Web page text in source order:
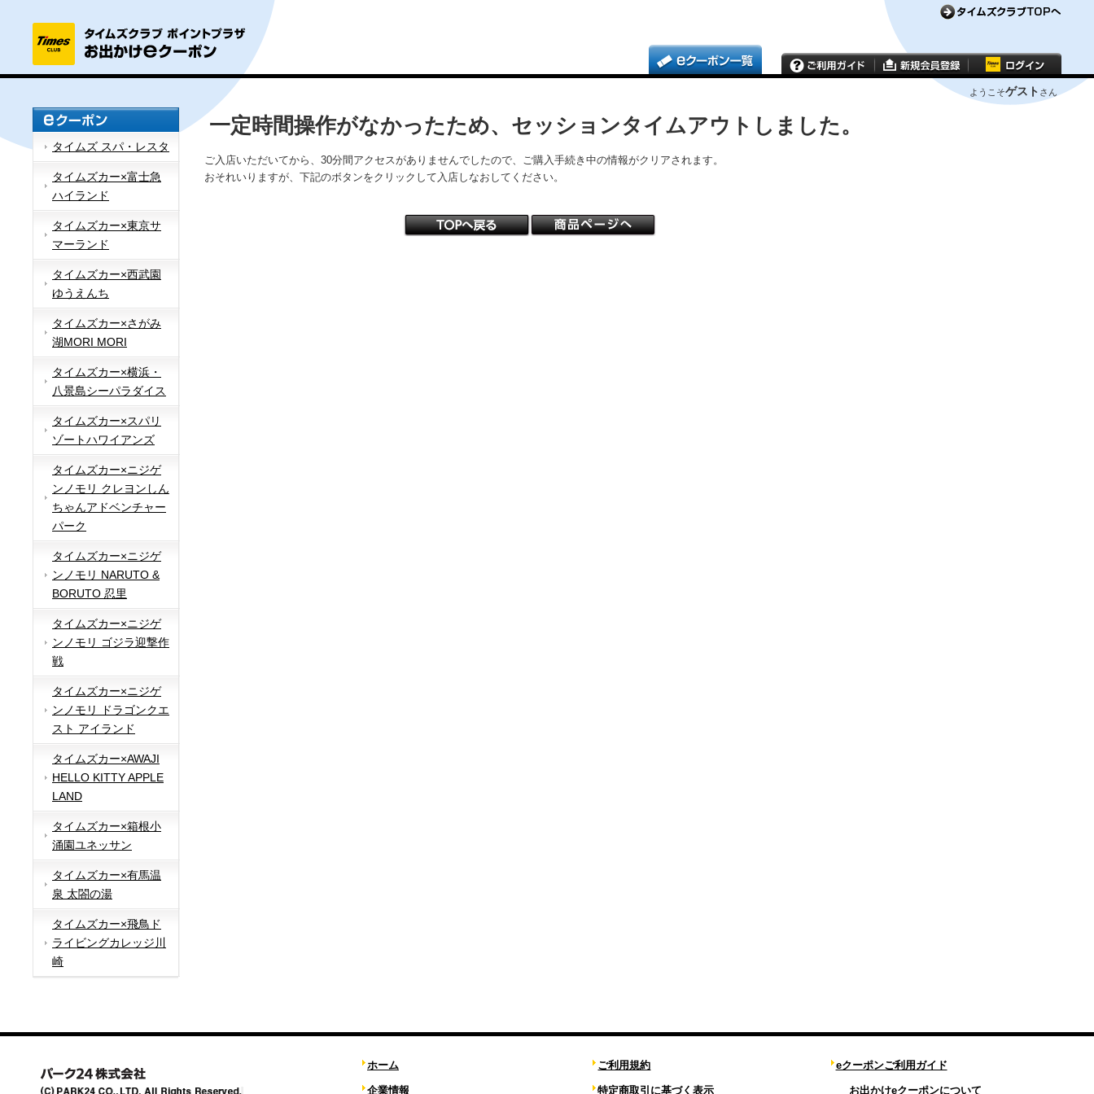
ようこそゲスト さん
タイムズ スパ・レスタ
タイムズカー×富士急
ハイランド
タイムズカー×東京サ
マーランド
タイムズカー×西武園
ゆうえんち
タイムズカー×さがみ
湖MORI MORI
タイムズカー×横浜・
八景島シーパラダイス
タイムズカー×スパリ
ゾートハワイアンズ
タイムズカー×ニジゲ
ンノモリ クレヨンしん
ちゃんアドベンチャー
パーク
タイムズカー×ニジゲ
ンノモリ NARUTO &
BORUTO 忍里
タイムズカー×ニジゲ
ンノモリ ゴジラ迎撃作
戦
タイムズカー×ニジゲ
ンノモリ ドラゴンクエ
スト アイランド
タイムズカー×AWAJI
HELLO KITTY APPLE
LAND
タイムズカー×箱根小
涌園ユネッサン
タイムズカー×有馬温
泉 太閤の湯
タイムズカー×飛鳥ド
ライビングカレッジ川
崎
一定時間操作がなかったため、セッションタイムアウトしました。
ご入店いただいてから、30分間アクセスがありませんでしたので、ご購入手続き中の情報がクリアされます。
おそれいりますが、下記のボタンをクリックして入店しなおしてください。
ホーム
企業情報
ご利用規約
特定商取引に基づく表示
eクーポンご利用ガイド
お出かけeクーポンについて